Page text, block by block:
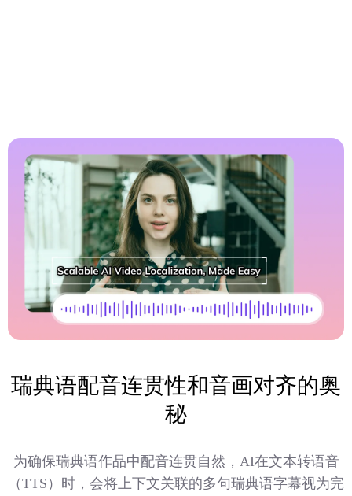
瑞典语配音连贯性和音画对齐的奥
秘
为确保瑞典语作品中配音连贯自然，AI在文本转语音
（TTS）时，会将上下文关联的多句瑞典语字幕视为完